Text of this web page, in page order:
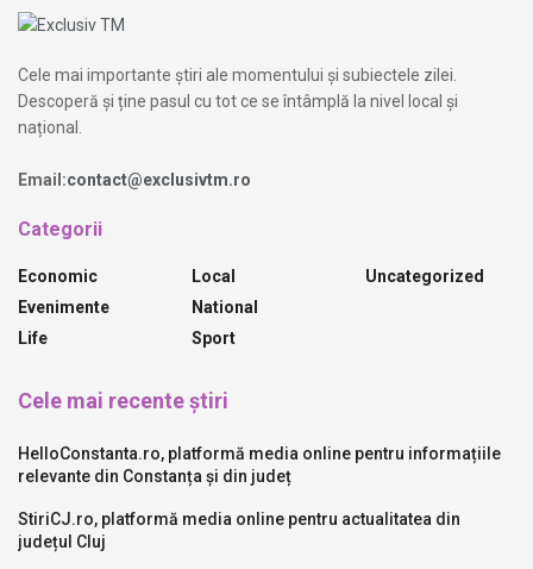
Cele mai importante știri ale momentului și subiectele zilei.
Descoperă și ține pasul cu tot ce se întâmplă la nivel local și
național.
Email:contact@exclusivtm.ro
Categorii
Economic
Evenimente
Life
Local
National
Sport
Uncategorized
Cele mai recente știri
HelloConstanta.ro, platformă media online pentru informațiile
relevante din Constanța și din județ
StiriCJ.ro, platformă media online pentru actualitatea din
județul Cluj